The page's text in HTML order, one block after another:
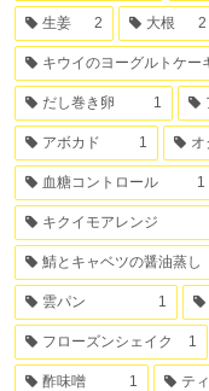
生姜 2 大根 2
キウイのヨーグルトケー
だし巻き卵 1
アボカド 1 オ
血糖コントロール 1
キクイモアレンジ
鯖とキャベツの醤油蒸し
雲パン 1
フローズンシェイク 1
酢味噌 1 テ